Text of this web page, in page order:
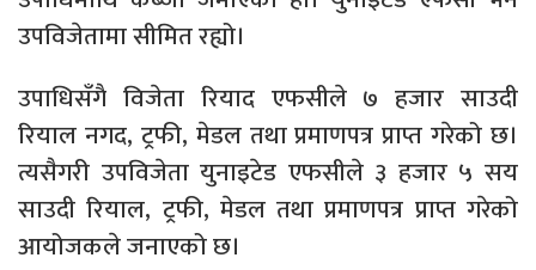
उपविजेतामा सीमित रह्यो।
उपाधिसँगै विजेता रियाद एफसीले ७ हजार साउदी
रियाल नगद, ट्रफी, मेडल तथा प्रमाणपत्र प्राप्त गरेको छ।
त्यसैगरी उपविजेता युनाइटेड एफसीले ३ हजार ५ सय
साउदी रियाल, ट्रफी, मेडल तथा प्रमाणपत्र प्राप्त गरेको
आयोजकले जनाएको छ।